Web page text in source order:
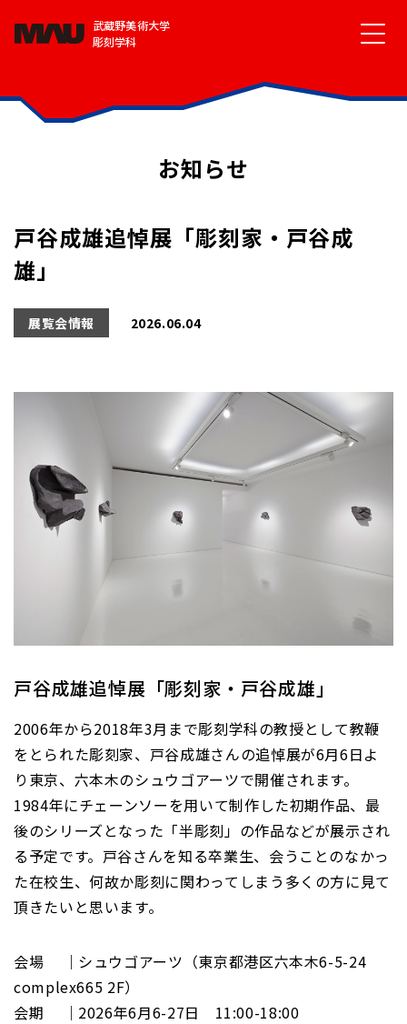
武蔵野美術大学
彫刻学科
お知らせ
戸谷成雄追悼展「彫刻家・戸谷成
雄」
展覧会情報 2026.06.04
戸谷成雄追悼展「彫刻家・戸谷成雄」
2006年から2018年3月まで彫刻学科の教授として教鞭
をとられた彫刻家、戸谷成雄さんの追悼展が6月6日よ
り東京、六本木のシュウゴアーツで開催されます。
1984年にチェーンソーを用いて制作した初期作品、最
後のシリーズとなった「半彫刻」の作品などが展示され
る予定です。戸谷さんを知る卒業生、会うことのなかっ
た在校生、何故か彫刻に関わってしまう多くの方に見て
頂きたいと思います。
会場 ｜シュウゴアーツ（東京都港区六本木6-5-24
complex665 2F）
会期 ｜2026年6月6-27日 11:00-18:00